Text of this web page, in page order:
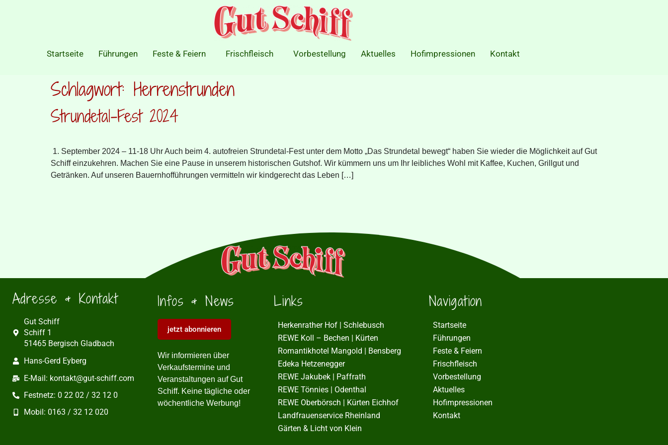
Startseite Führungen Feste & Feiern Frischfleisch Vorbestellung Aktuelles Hofimpressionen Kontakt
Schlagwort: Herrenstrunden
Strundetal-Fest 2024
1. September 2024 – 11-18 Uhr Auch beim 4. autofreien Strundetal-Fest unter dem Motto „Das Strundetal bewegt“ haben Sie wieder die Möglichkeit auf Gut
Schiff einzukehren. Machen Sie eine Pause in unserem historischen Gutshof. Wir kümmern uns um Ihr leibliches Wohl mit Kaffee, Kuchen, Grillgut und
Getränken. Auf unseren Bauernhofführungen vermitteln wir kindgerecht das Leben […]
Adresse & Kontakt
Gut Schiff
Schiff 1
51465 Bergisch Gladbach
Hans-Gerd Eyberg
E-Mail: kontakt@gut-schiff.com
Festnetz: 0 22 02 / 32 12 0
Mobil: 0163 / 32 12 020
Infos & News
jetzt abonnieren
Wir informieren über
Verkaufstermine und
Veranstaltungen auf Gut
Schiff. Keine tägliche oder
wöchentliche Werbung!
Links
Herkenrather Hof | Schlebusch
REWE Koll – Bechen | Kürten
Romantikhotel Mangold | Bensberg
Edeka Hetzenegger
REWE Jakubek | Paffrath
REWE Tönnies | Odenthal
REWE Oberbörsch | Kürten Eichhof
Landfrauenservice Rheinland
Gärten & Licht von Klein
Navigation
Startseite
Führungen
Feste & Feiern
Frischfleisch
Vorbestellung
Aktuelles
Hofimpressionen
Kontakt